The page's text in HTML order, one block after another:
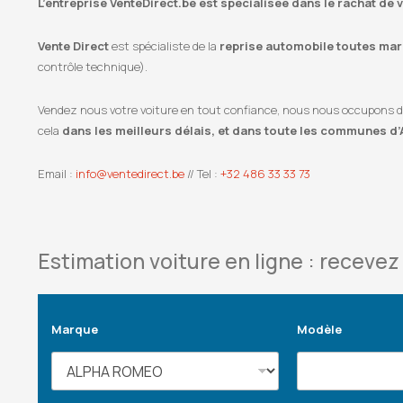
Vente Directest spécialiste de la reprise automobile toutes
contrôle technique).
Vendez nous votre voiture en tout confiance, nous nous occupons
cela dans les meilleurs délais, et dans toute les communes
Email : info@ventedirect.be // Tel : +32 486 33 33 73
Estimation voiture en ligne :
Marque Modèle